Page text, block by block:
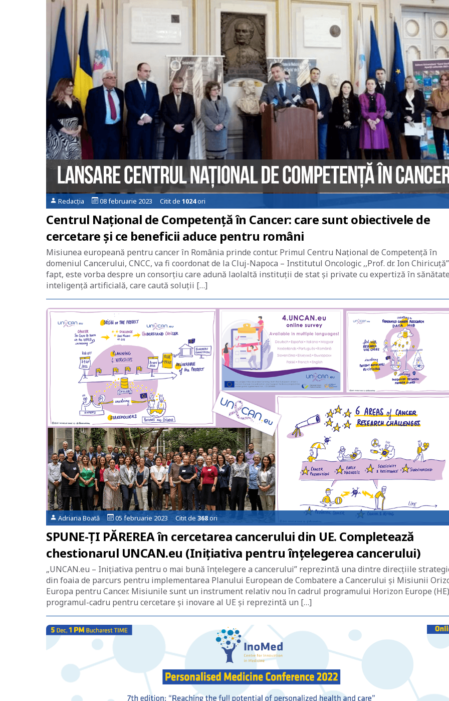
Redacția 08 februarie 2023 Citit de 1024ori
Centrul Național de Competență în Cancer: care sunt obiectivele de
cercetare și ce beneficii aduce pentru români
Misiunea europeană pentru cancer în România prinde contur. Primul Centru Național de Competență în
domeniul Cancerului, CNCC, va fi coordonat de la Cluj-Napoca – Institutul Oncologic ,,Prof. dr. Ion
fapt, este vorba despre un consorțiu care adună laolaltă instituții de stat și private cu expertiză în
inteligență artificială, care caută soluții […]
Adriana Boată 05 februarie 2023 Citit de368ori
SPUNE-ȚI PĂREREA în cercetarea cancerului din UE. Completează
chestionarul UNCAN.eu (Inițiativa pentru înțelegerea cancerului)
„UNCAN.eu – Inițiativa pentru o mai bună înțelegere a cancerului” reprezintă una dintre direcțiile
din foaia de parcurs pentru implementarea Planului European de Combatere a Cancerului și Misiunii
Europa pentru Cancer. Misiunile sunt un instrument relativ nou în cadrul programului Horizon Europe
programul-cadru pentru cercetare și inovare al UE și reprezintă un […]